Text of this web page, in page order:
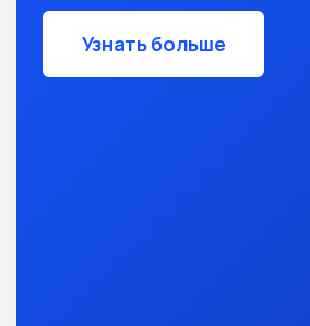
Узнать больше